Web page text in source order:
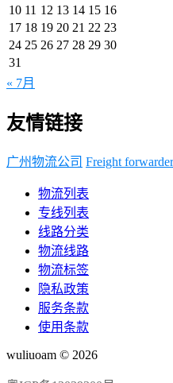
10 11 12 13 14 15 16
17 18 19 20 21 22 23
24 25 26 27 28 29 30
31
« 7月
友情链接
广州物流公司 Freight forwarder
物流列表
专线列表
线路分类
物流线路
物流标签
隐私政策
服务条款
使用条款
wuliuoam © 2026